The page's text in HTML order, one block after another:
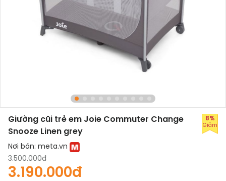
8%
Giảm
Giường cũi trẻ em Joie Commuter Change
Snooze Linen grey
Nơi bán: meta.vn
3.500.000đ
3.190.000đ